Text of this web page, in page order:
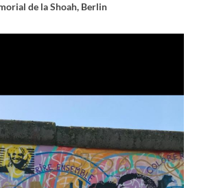
de la Shoah, Berlin